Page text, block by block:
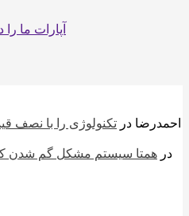
آپارات ما را
احمدرضا در تکنولوژی را با نصف
در همتا سیستم مشکل گم شدن